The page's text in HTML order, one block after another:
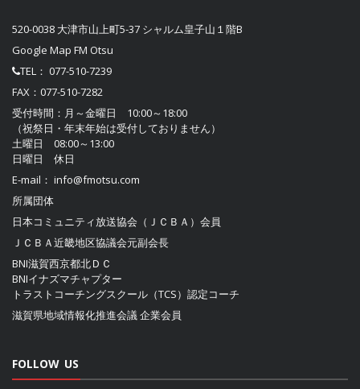
520-0038 大津市山上町5-37 シャルム皇子山１階B
Google Map FM Otsu
TEL： 077-510-7239
FAX：077-510-7282
受付時間：月～金曜日 10:00～18:00
（祝祭日・年末年始は受付しておりません）
土曜日 08:00～13:00
日曜日 休日
E-mail： info@fmotsu.com
所属団体
日本コミュニティ放送協会（ＪＣＢＡ） 会員
ＪＣＢＡ近畿地区協議会元副会長
BNI滋賀西京都北ＤＣ
BNIイナズマチャプター
トラストコーチングスクール（TCS）認定コーチ
滋賀県地域情報化推進会議企業会員
FOLLOW US